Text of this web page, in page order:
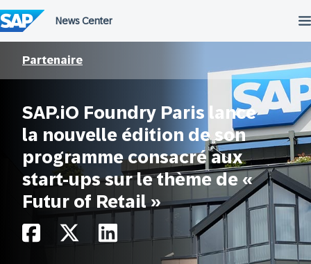
au
contenu
Partenaire
SAP.iO Foundry Paris lance
la nouvelle édition de son
programme consacré aux
start-ups sur le thème de «
Futur of Retail »